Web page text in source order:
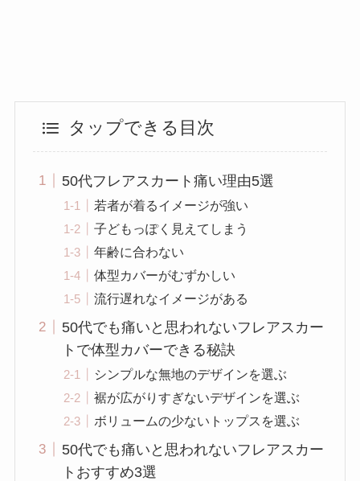
タップできる目次
50代フレアスカート痛い理由5選
若者が着るイメージが強い
子どもっぽく見えてしまう
年齢に合わない
体型カバーがむずかしい
流行遅れなイメージがある
50代でも痛いと思われないフレアスカー
トで体型カバーできる秘訣
シンプルな無地のデザインを選ぶ
裾が広がりすぎないデザインを選ぶ
ボリュームの少ないトップスを選ぶ
50代でも痛いと思われないフレアスカー
トおすすめ3選